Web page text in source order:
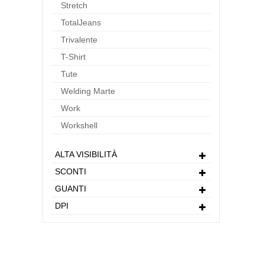
Stretch
TotalJeans
Trivalente
T-Shirt
Tute
Welding Marte
Work
Workshell
ALTA VISIBILITÀ
SCONTI
GUANTI
DPI